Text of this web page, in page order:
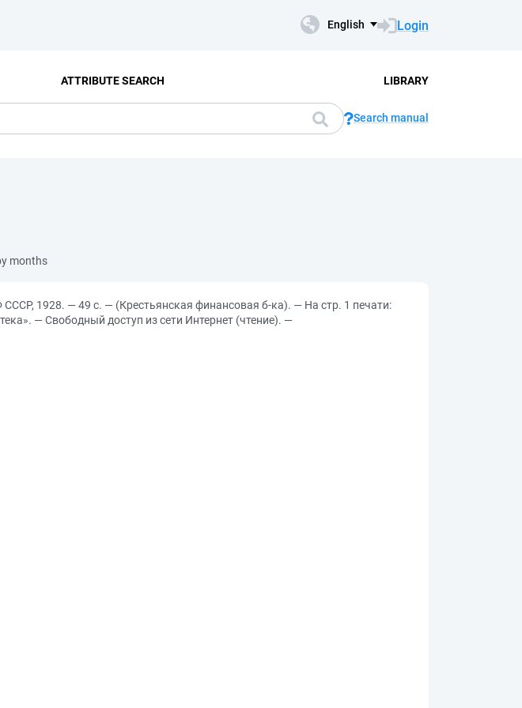
English Login
ATTRIBUTE SEARCH LIBRARY
Search manual
months
1928. — 49 с. — (Крестьянская финансовая б-ка). — На стр. 1 печати:
— Свободный доступ из сети Интернет (чтение). —